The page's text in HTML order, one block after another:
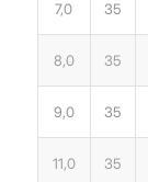
7,0 35
8,0 35
9,0 35
11,0 35